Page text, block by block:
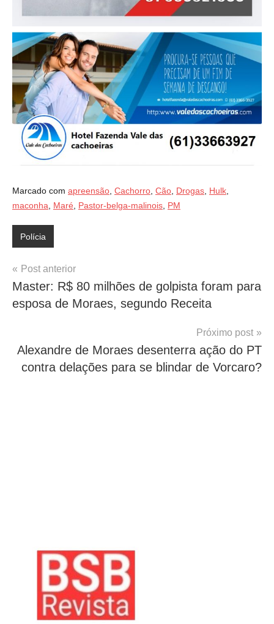
Marcado com apreensão Cachorro Cão Drogas Hulk
maconha
Maré Pastor-belga-malinois PM
Polícia
Navegação
de
Post
Post anterior
Master: R$ 80 milhões de golpista foram para
esposa de Moraes, segundo Receita
Próximo post
Alexandre de Moraes desenterra ação do PT
contra delações para se blindar de Vorcaro?